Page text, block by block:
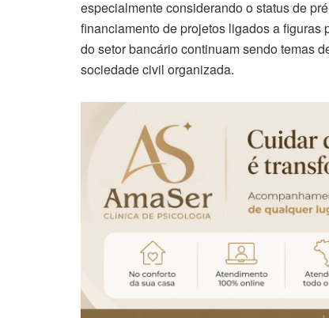
especialmente considerando o status de
financiamento de projetos ligados a
do setor bancário continuam sendo temas
sociedade civil organizada.